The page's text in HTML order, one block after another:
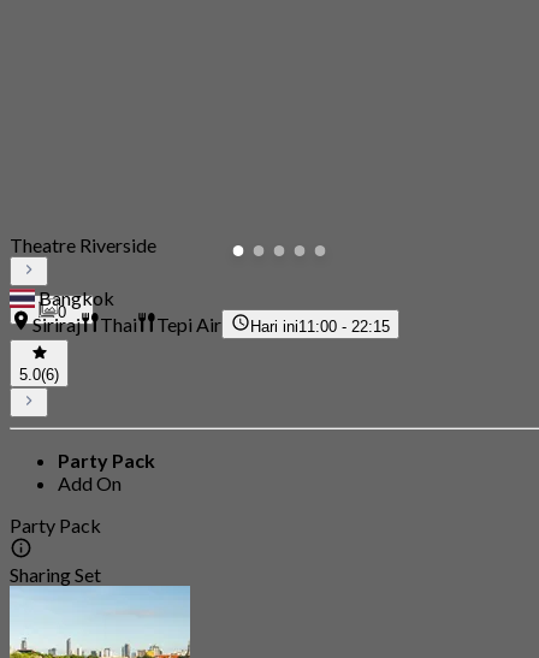
0
Theatre Riverside
Bangkok
Siriraj
Thai Tepi Air Hari ini11:00 - 22:15
5.0(6)
Party Pack
Add On
Party Pack
Sharing Set